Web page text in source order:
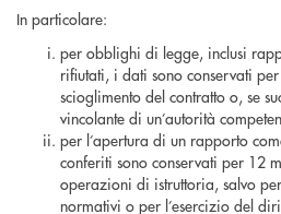
In particolare:
per obblighi di legge, inclusi
rifiutati, i dati sono conservati
scioglimento del contratto o, se
vincolante di un’autorità
per l’apertura di un rapporto
conferiti sono conservati per 12
operazioni di istruttoria, salvo
normativi o per l’esercizio del